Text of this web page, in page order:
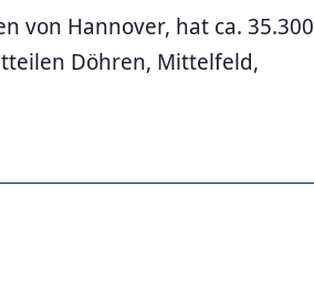
von Hannover, hat ca. 35.300
Döhren, Mittelfeld,